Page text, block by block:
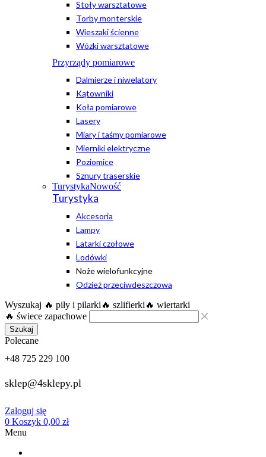
Stoły warsztatowe
Torby monterskie
Wieszaki ścienne
Wózki warsztatowe
Przyrządy pomiarowe
Dalmierze i niwelatory
Kątowniki
Koła pomiarowe
Lasery
Miary i taśmy pomiarowe
Mierniki elektryczne
Poziomice
Sznury traserskie
TurystykaNowość
Turystyka
Akcesoria
Lampy
Latarki czołowe
Lodówki
Noże wielofunkcyjne
Odzież przeciwdeszczowa
Wyszukaj 🔥 piły i pilarki 🔥 szlifierki 🔥 wiertarki
🔥 świece zapachowe
Szukaj
Polecane
+48 725 229 100
sklep@4sklepy.pl
Zaloguj się
0 Koszyk 0,00 zł
Menu